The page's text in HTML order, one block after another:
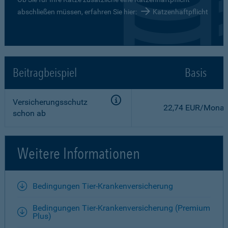
abschließen müssen, erfahren Sie hier:
Katzenhaftpflicht
Beitragbeispiel Basis
Versicherungsschutz
schon ab
22,74 EUR/Monat
Weitere Informationen
Bedingungen Tier-Krankenversicherung
Bedingungen Tier-Krankenversicherung (Premium
Plus)